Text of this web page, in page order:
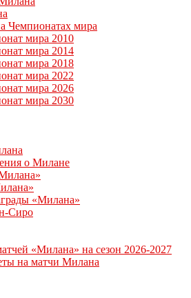
Чемпионатах мира
мира 2010
мира 2014
мира 2018
мира 2022
мира 2026
мира 2030
о Милане
«Милана»
Сиро
«Милана» на сезон 2026-2027
на матчи Милана